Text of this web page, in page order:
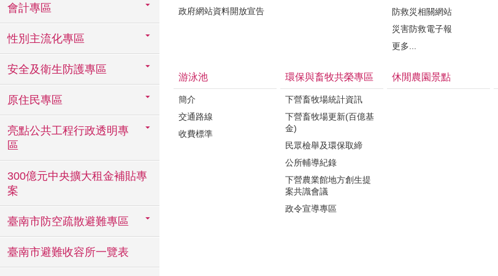
會計專區
性別主流化專區
安全及衛生防護專區
原住民專區
亮點公共工程行政透明專
區
300億元中央擴大租金補貼專
案
臺南市防空疏散避難專區
臺南市避難收容所一覽表
政府網站資料開放宣告
防救災相關網站
災害防救電子報
更多...
游泳池
簡介
交通路線
收費標準
環保與畜牧共榮專區
下營畜牧場統計資訊
下營畜牧場更新(百億基
金)
民眾檢舉及環保取締
公所輔導紀錄
下營農業館地方創生提
案共識會議
政令宣導專區
休閒農園景點